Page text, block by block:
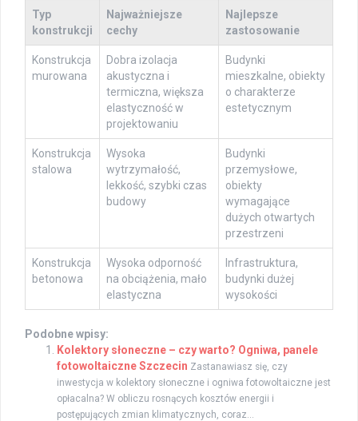
Typ
konstrukcji
Najważniejsze
cechy
Najlepsze
zastosowanie
Konstrukcja
murowana
Dobra izolacja
akustyczna i
termiczna, większa
elastyczność w
projektowaniu
Budynki
mieszkalne, obiekty
o charakterze
estetycznym
Konstrukcja
stalowa
Wysoka
wytrzymałość,
lekkość, szybki czas
budowy
Budynki
przemysłowe,
obiekty
wymagające
dużych otwartych
przestrzeni
Konstrukcja
betonowa
Wysoka odporność
na obciążenia, mało
elastyczna
Infrastruktura,
budynki dużej
wysokości
Podobne wpisy:
Kolektory słoneczne – czy warto? Ogniwa, panele
fotowoltaiczne Szczecin Zastanawiasz się, czy
inwestycja w kolektory słoneczne i ogniwa fotowoltaiczne jest
opłacalna? W obliczu rosnących kosztów energii i
postępujących zmian klimatycznych, coraz...